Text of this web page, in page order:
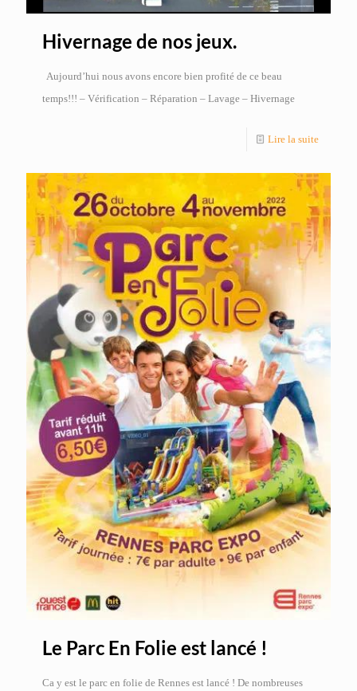
Hivernage de nos jeux.
Aujourd’hui nous avons encore bien profité de ce beau
temps!!! – Vérification – Réparation – Lavage – Hivernage
Lire la suite
Le Parc En Folie est lancé !
Ca y est le parc en folie de Rennes est lancé ! De nombreuses